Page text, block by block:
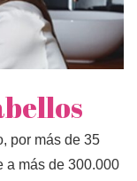
por más de 35
a más de 300.000